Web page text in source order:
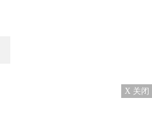
X 关闭